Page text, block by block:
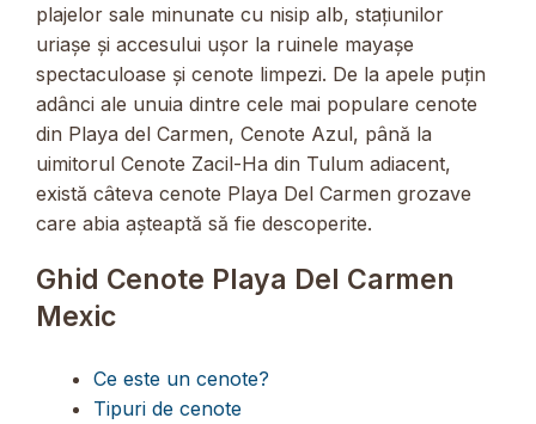
plajelor sale minunate cu nisip alb, stațiunilor
uriașe și accesului ușor la ruinele mayașe
spectaculoase și cenote limpezi. De la apele puțin
adânci ale unuia dintre cele mai populare cenote
din Playa del Carmen, Cenote Azul, până la
uimitorul Cenote Zacil-Ha din Tulum adiacent,
există câteva cenote Playa Del Carmen grozave
care abia așteaptă să fie descoperite.
Ghid Cenote Playa Del Carmen
Mexic
Ce este un cenote?
Tipuri de cenote